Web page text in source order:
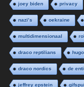
joey biden privacy
nazi’s oekraine
multidimensionaal
draco reptilians
draco nordics de
jeffrey epstein